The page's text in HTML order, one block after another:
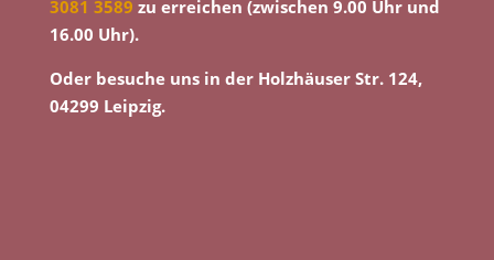
3081 3589 zu erreichen (zwischen 9.00 Uhr und
16.00 Uhr).
Oder besuche uns in der Holzhäuser Str. 124,
04299 Leipzig.